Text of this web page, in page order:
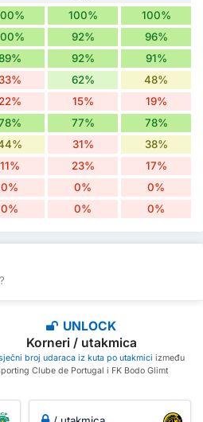
100% 100%
92% 96%
92% 91%
33% 62% 48%
22% 15% 19%
77% 78%
31% 38%
11% 23% 17%
0% 0% 0%
0% 0% 0%
UNLOCK
Korneri / utakmica
broj udaraca iz kuta po utakmici između
Clube de Portugal i FK Bodo Glimt